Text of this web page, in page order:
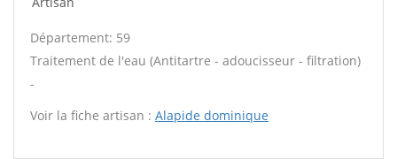
Département: 59
Traitement de l'eau (Antitartre - adoucisseur - filtration)
-
Voir la fiche artisan : Alapide dominique